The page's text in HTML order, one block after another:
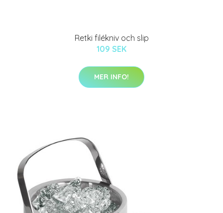
Retki filékniv och slip
109 SEK
MER INFO!